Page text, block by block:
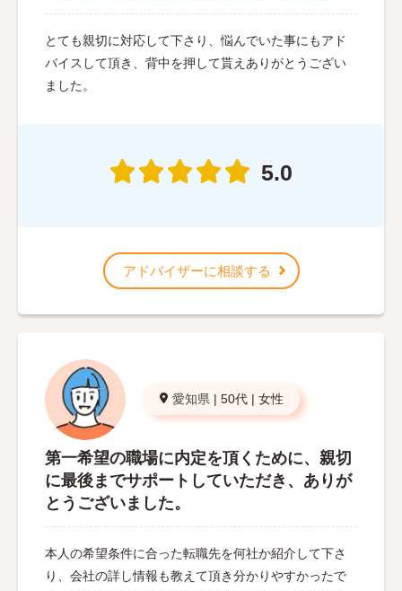
とても親切に対応して下さり、悩んでいた事にもアド
バイスして頂き、背中を押して貰えありがとうござい
ました。
5.0
アドバイザーに相談する
愛知県 | 50代 | 女性
第一希望の職場に内定を頂くために、親切
に最後までサポートしていただき、ありが
とうございました。
本人の希望条件に合った転職先を何社か紹介して下さ
り、会社の詳し情報も教えて頂き分かりやすかったで